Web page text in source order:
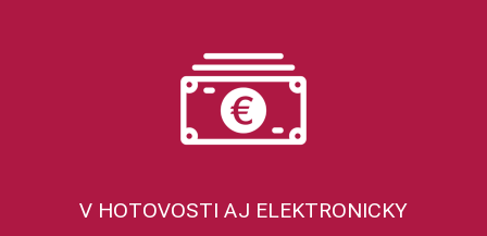
V HOTOVOSTI AJ ELEKTRONICKY